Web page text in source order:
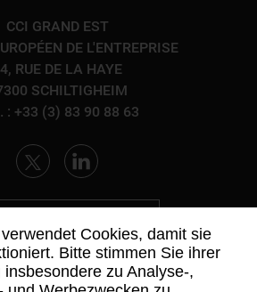
CCI GRAND EST
DE L'ENTREPRISE
RUE DE LA HAYE
SCHILTIGHEIM
: +33 (3) 83 90 88 63
Cookies, damit sie
Bitte stimmen Sie ihrer
insbesondere zu Analyse-,